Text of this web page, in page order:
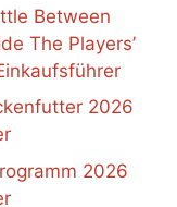
Between
The Players’
2026
2026